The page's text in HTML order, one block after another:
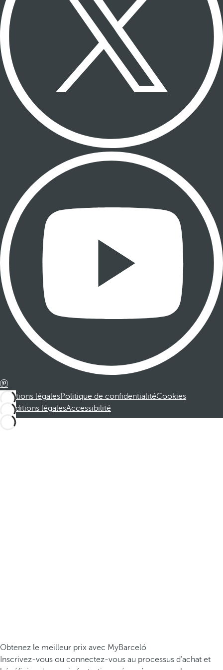
Mentions légalesPolitique de confidentialitéCookies
Conditions légalesAccessibilité
Obtenez le meilleur prix avec MyBarceló
Inscrivez-vous ou connectez-vous au processus d’achat et